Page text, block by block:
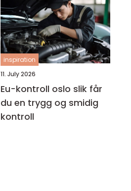
inspiration
11. July 2026
Eu-kontroll oslo slik får
du en trygg og smidig
kontroll